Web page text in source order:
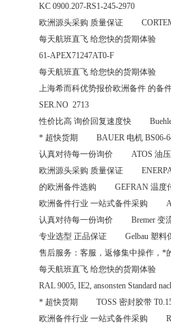
KC 0900.207-RS1-245-2970
欧洲源头采购 质量保证
每天航班直飞 给您快的货期体验
61-APEX71247AT0-F
每天航班直飞 给您快的货期体验
上海希而科优势报价欧洲备件 的备
SER.NO 2713
性价比高 询价回复速度快 Buehler
* 超快货期 BAUER 电机 BS06-
认真对待每一份询价 ATOS 油压
欧洲源头采购 质量保证
的欧洲备件选购 GEFRAN 温度传
欧洲备件行业 一站式备件采购
认真对待每一份询价 Bremer 变流
专业选型 正品保证 Gelbau 塑料
售后服务：客服，返修集中操作，*
每天航班直飞 给您快的货期体验
RAL 9005, IE2, ansonsten Standard
* 超快货期 TOSS 密封胶带
欧洲备件行业 一站式备件采购